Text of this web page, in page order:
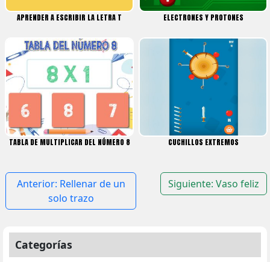
APRENDER A ESCRIBIR LA LETRA T ELECTRONES Y PROTONES
TABLA DE MULTIPLICAR DEL NÚMERO 8 CUCHILLOS EXTREMOS
Navegación
Anterior: Rellenar de un
solo trazo
Siguiente: Vaso feliz
Categorías